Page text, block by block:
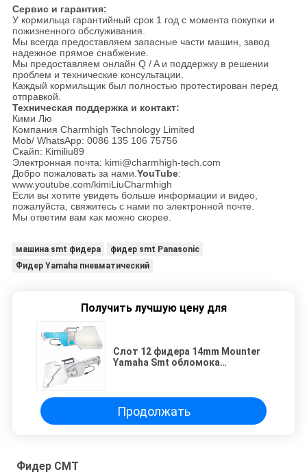
Сервис и гарантия:
У кормильца гарантийный срок 1 год с момента покупки и
пожизненного обслуживания.
Мы всегда предоставляем запасные части машин, завод
надежное прямое снабжение.
Мы предоставляем онлайн Q / A и поддержку в решении
проблем и технические консультации.
Каждый кормильщик был полностью протестирован перед
отправкой.
Техническая поддержка и контакт:
Кими Лю
Компания Charmhigh Technology Limited
Mob/ WhatsApp: 0086 135 106 75756
Скайп: Kimiliu89
Электронная почта: kimi@charmhigh-tech.com
Добро пожаловать за нами. YouTube:
www.youtube.com/kimiLiuCharmhigh
Если вы хотите увидеть больше информации и видео,
пожалуйста, свяжитесь с нами по электронной почте.
Мы ответим вам как можно скорее.
машина smt фидера
фидер smt Panasonic
Фидер Yamaha пневматический
Получить лучшую цену для
Слот 12 фидера 14mm Mounter
Yamaha Smt обломока
Продолжать
Фидер СМТ